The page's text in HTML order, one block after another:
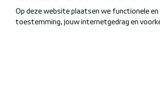
Algemene voorwaarden